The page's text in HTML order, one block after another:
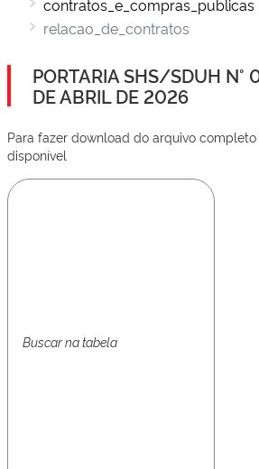
contratos_e_compras_publicas
relacao_de_contratos
PORTARIA SHS/SDUH
DE ABRIL DE 2026
Para fazer download do arquivo
disponível